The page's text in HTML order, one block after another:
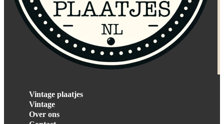
Vintage plaatjes
Vintage
Over ons